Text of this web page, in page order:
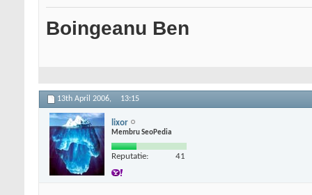
Boingeanu Ben
13th April 2006, 13:15
lixor
Membru SeoPedia
Reputatie: 41